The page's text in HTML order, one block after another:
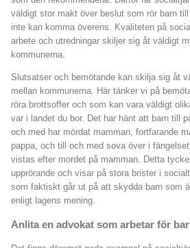
väldigt stor makt över beslut som rör barn
inte kan komma överens. Kvaliteten på
arbete och utredningar skiljer sig åt väldigt
kommunerna.
Slutsatser och bemötande kan skilja sig åt
mellan kommunerna. Här tänker vi på
röra brottsoffer och som kan vara väldigt
var i landet du bor. Det har hänt att barn till
och med har mördat mamman, fortfarande
pappa, och till och med sova över i
vistas efter mordet på mamman. Detta
upprörande och visar på stora brister i
som faktiskt går ut på att skydda barn som
enligt lagens mening.
Anlita en advokat som arbetar för